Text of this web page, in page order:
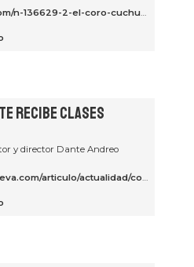
recibe-clases-magistrales-del-compositor-dante-andreo/
recibe clases
y director Dante Andreo
cuchuflete-recibe-clases-magistrales/20191028112201208823.html